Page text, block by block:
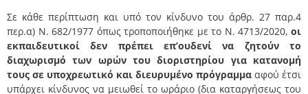
Σε κάθε περίπτωση και υπό τον κίνδυνο του άρθρ. 27 παρ.4
περ.α) Ν. 682/1977 όπως τροποποιήθηκε με το Ν. 4713/2020, οι
εκπαιδευτικοί δεν πρέπει επ’ουδενί να ζητούν το
διαχωρισμό των ωρών του διοριστηρίου για κατανομή
τους σε υποχρεωτικό και διευρυμένο πρόγραμμα αφού έτσι
υπάρχει κίνδυνος να μειωθεί το ωράριο (δια καταργήσεως του